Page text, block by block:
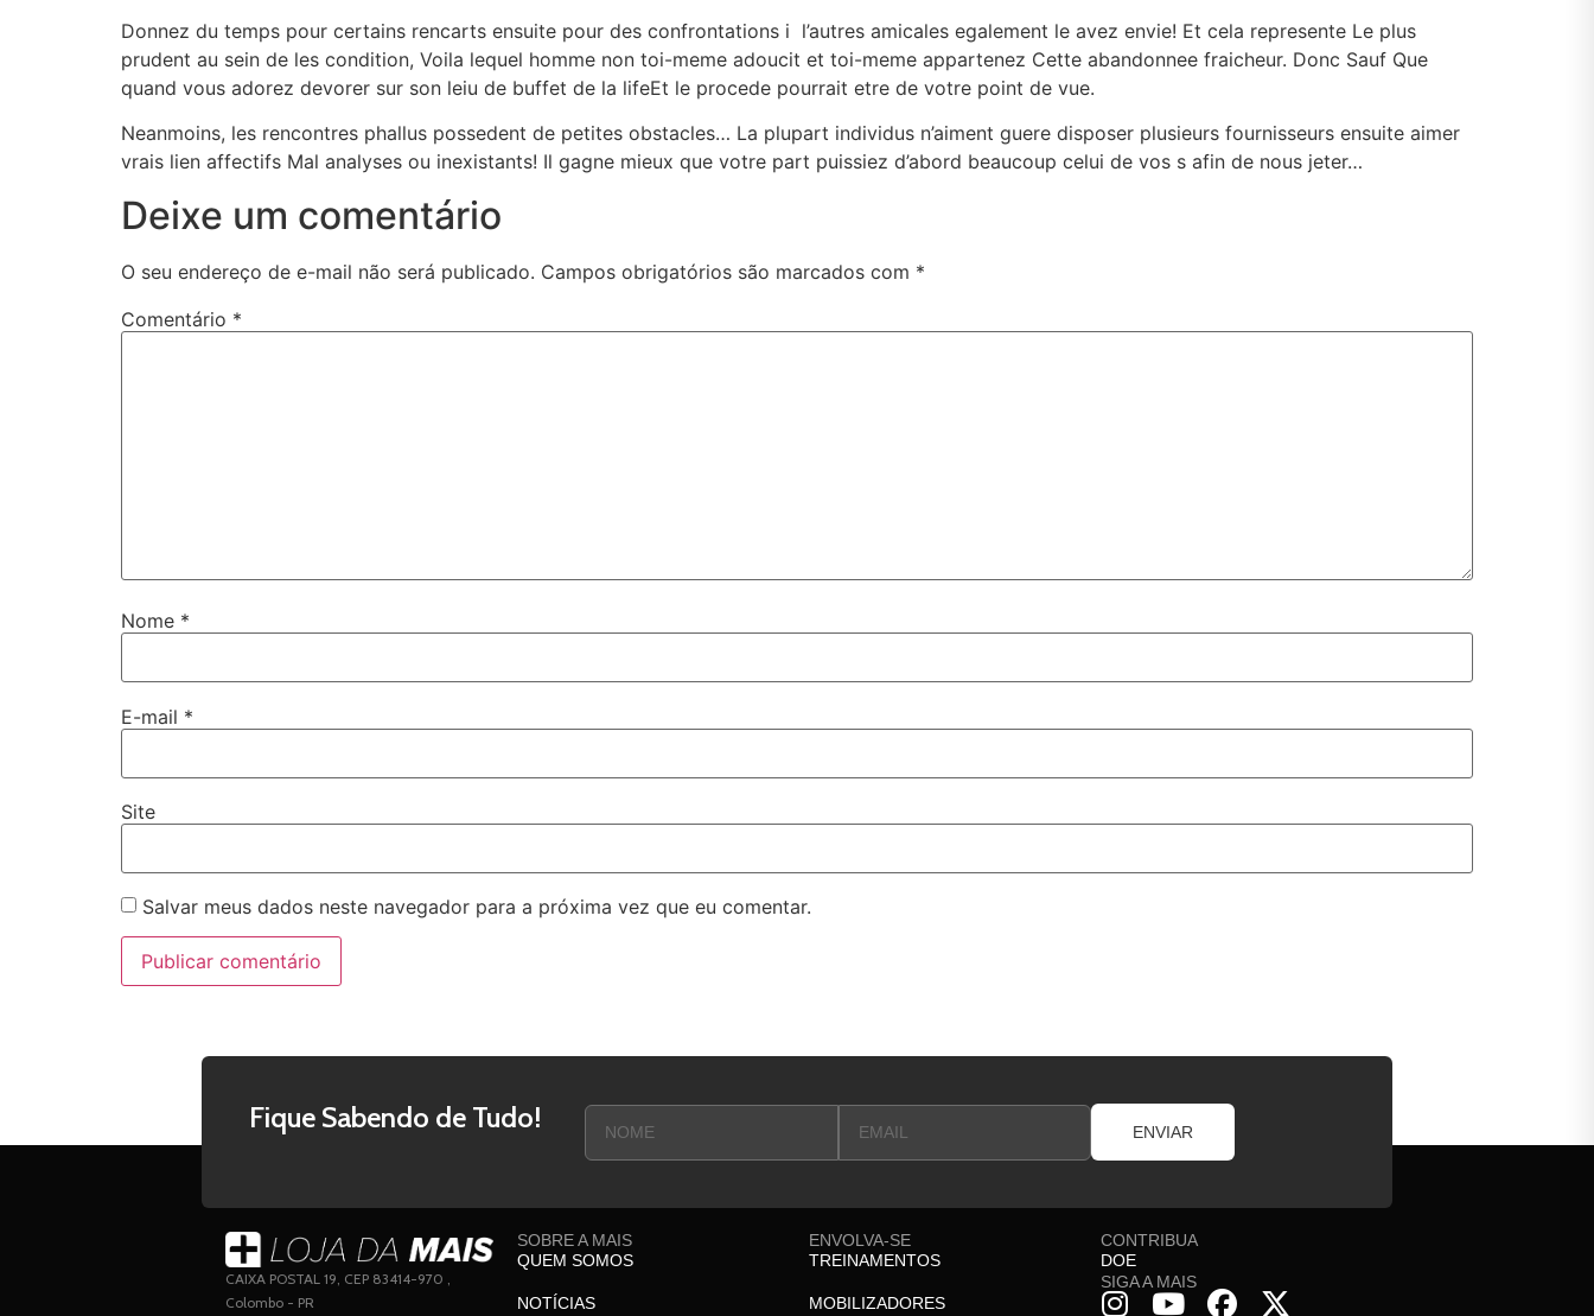
Donnez du temps pour certains rencarts ensuite pour des confrontations i l’autres amicales egalement le avez envie! Et cela represente Le plus
prudent au sein de les condition, Voila lequel homme non toi-meme adoucit et toi-meme appartenez Cette abandonnee fraicheur. Donc Sauf Que
quand vous adorez devorer sur son leiu de buffet de la lifeEt le procede pourrait etre de votre point de vue.
Neanmoins, les rencontres phallus possedent de petites obstacles… La plupart individus n’aiment guere disposer plusieurs fournisseurs ensuite aimer
vrais lien affectifs Mal analyses ou inexistants! Il gagne mieux que votre part puissiez d’abord beaucoup celui de vos s afin de nous jeter…
Deixe um comentário
O seu endereço de e-mail não será publicado. Campos obrigatórios são marcados com *
Comentário *
Nome *
E-mail *
Site
Salvar meus dados neste navegador para a próxima vez que eu comentar.
Fique Sabendo de Tudo! ENVIAR
CAIXA POSTAL 19, CEP 83414-970 ,
Colombo - PR
SOBRE A MAIS
QUEM SOMOS
NOTÍCIAS
ENVOLVA-SE
TREINAMENTOS
MOBILIZADORES
CONTRIBUA
DOE
SIGA A MAIS